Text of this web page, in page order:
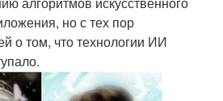
но с тех пор
о том, что технологии ИИ